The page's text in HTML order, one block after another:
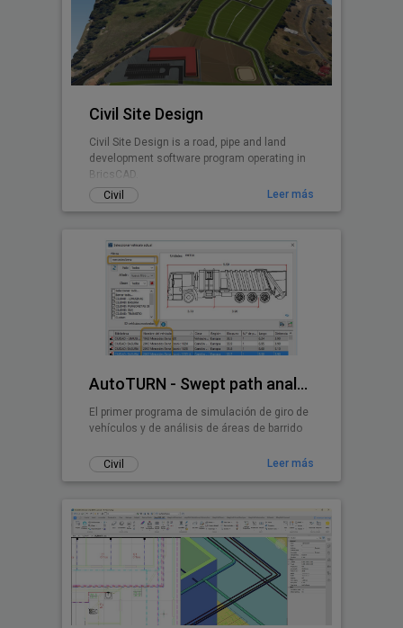
Civil Site Design
Civil Site Design is a road, pipe and land
development software program operating in
BricsCAD.
Civil
Leer más
AutoTURN - Swept path analysis software
El primer programa de simulación de giro de
vehículos y de análisis de áreas de barrido
Civil Leer más